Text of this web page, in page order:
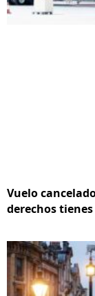
Vuelo
derechos tienes